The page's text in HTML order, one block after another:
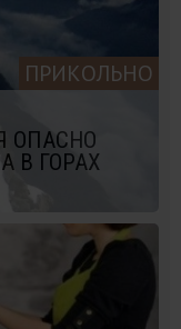
ПРИКОЛЬНО
ОПАСНО
В ГОРАХ